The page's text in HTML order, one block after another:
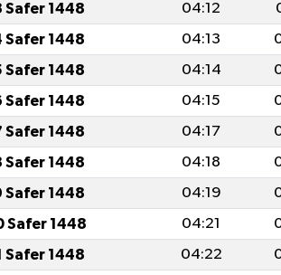
Safer 1448 04:12
Safer 1448 04:13
Safer 1448 04:14
Safer 1448 04:15
Safer 1448 04:17
Safer 1448 04:18
Safer 1448 04:19
Safer 1448 04:21
Safer 1448 04:22